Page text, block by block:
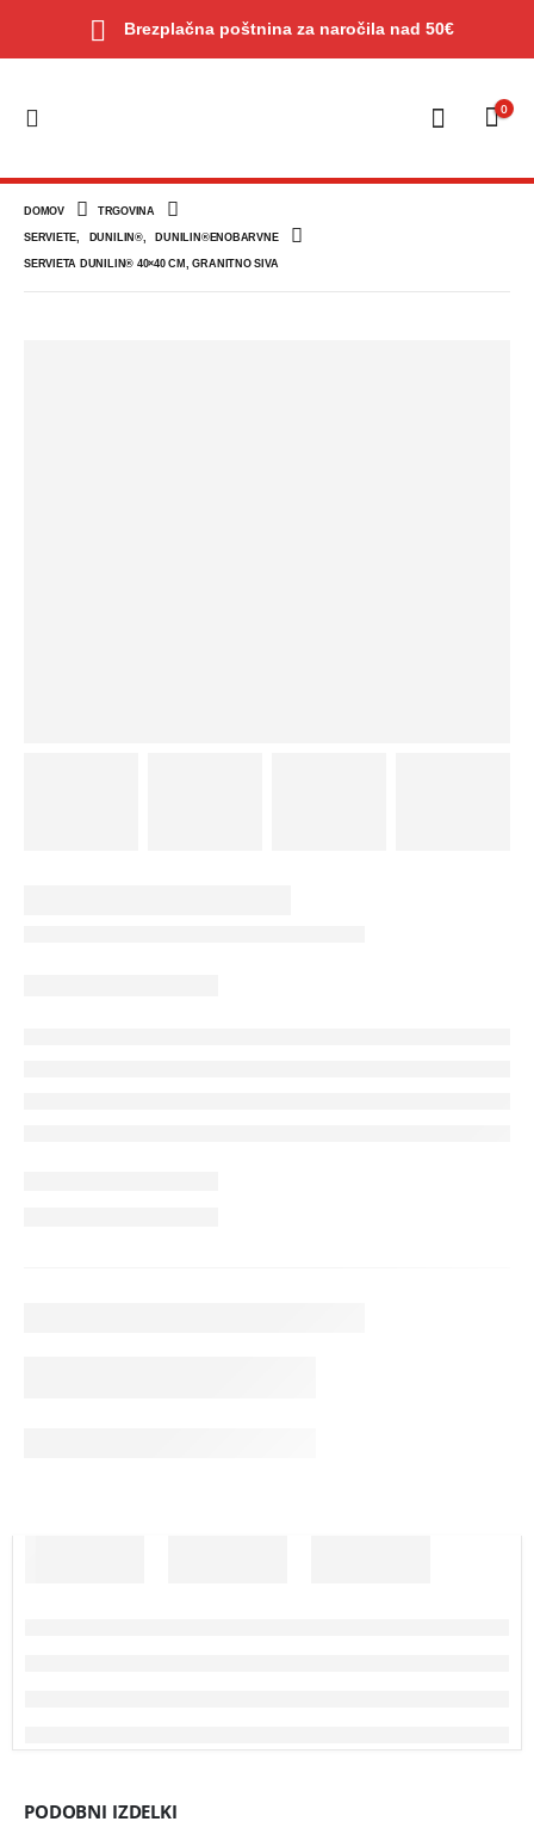
Brezplačna poštnina za naročila nad 50€
0
DOMOV TRGOVINA
SERVIETE DUNILIN®, DUNILIN®ENOBARVNE
SERVIETA DUNILIN® 40×40 CM, GRANITNO SIVA
PODOBNI IZDELKI